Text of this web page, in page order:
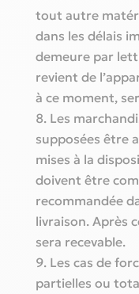
tout autre
dans les délais
demeure par
revient de
à ce moment,
Les
supposées être
mises à la
doivent être
recommandée
livraison. Après
sera recevable.
Les cas de
partielles ou